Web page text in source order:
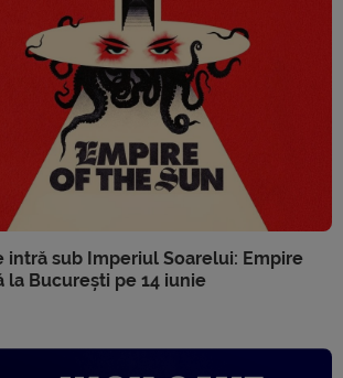
intră sub Imperiul Soarelui: Empire
la București pe 14 iunie